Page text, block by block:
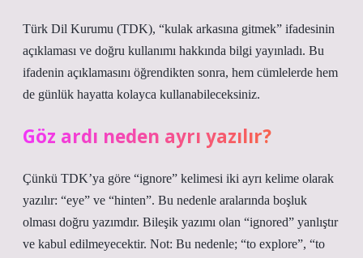
Türk Dil Kurumu (TDK), “kulak arkasına gitmek” ifadesinin
açıklaması ve doğru kullanımı hakkında bilgi yayınladı. Bu
ifadenin açıklamasını öğrendikten sonra, hem cümlelerde hem
de günlük hayatta kolayca kullanabileceksiniz.
Göz ardı neden ayrı yazılır?
Çünkü TDK’ya göre “ignore” kelimesi iki ayrı kelime olarak
yazılır: “eye” ve “hinten”. Bu nedenle aralarında boşluk
olması doğru yazımdır. Bileşik yazımı olan “ignored” yanlıştır
ve kabul edilmeyecektir. Not: Bu nedenle; “to explore”, “to